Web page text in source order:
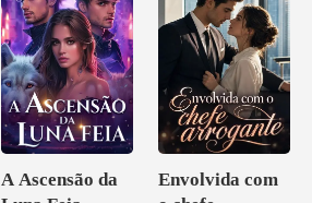
A Ascensão da
Envolvida com